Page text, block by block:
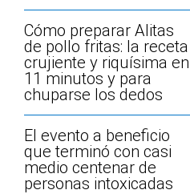
Cómo preparar Alitas
de pollo fritas: la receta
crujiente y riquísima en
11 minutos y para
chuparse los dedos
El evento a beneficio
que terminó con casi
medio centenar de
personas intoxicadas